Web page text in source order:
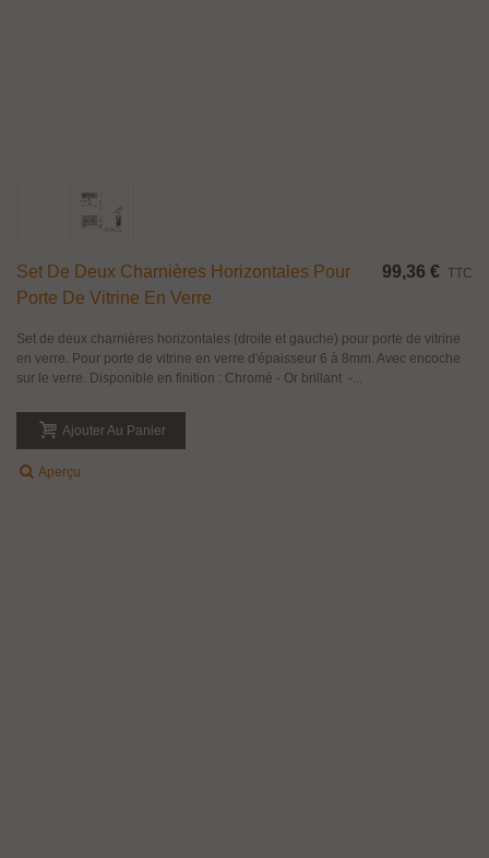
Set De Deux Charnières Horizontales Pour
Porte De Vitrine En Verre
99,36 € TTC
Set de deux charnières horizontales (droite et gauche) pour porte de vitrine
en verre. Pour porte de vitrine en verre d'épaisseur 6 à 8mm. Avec encoche
sur le verre. Disponible en finition : Chromé - Or brillant -...
Ajouter Au Panier
Aperçu